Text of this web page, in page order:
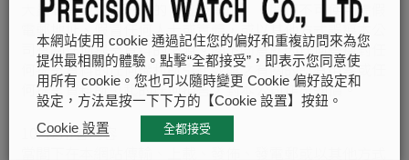
大量郵寄或任何形式的“垃圾電郵”。閣下不可使用虛假
電郵地址、假冒任何人士或實體，或以其他方式誤導本公
司有關任何提呈資料的來源。閣下同意就因任何聲稱對任
何提呈資料的任何權利所引起或與之有關的所有申索或任
何提呈資料所引起的任何損害，對本公司作出彌償。
10. 使用者內容
本網站使用 cookie 通過記住您的偏好和重複訪問來為您
提供最相關的體驗。點擊“全都接受”，即表示您同意使
用所有 cookie。您也可以隨時變更 Cookie 偏好設定和
設定，方法是按一下下方的【Cookie 設置】按鈕。
Cookie 設置
全都接受